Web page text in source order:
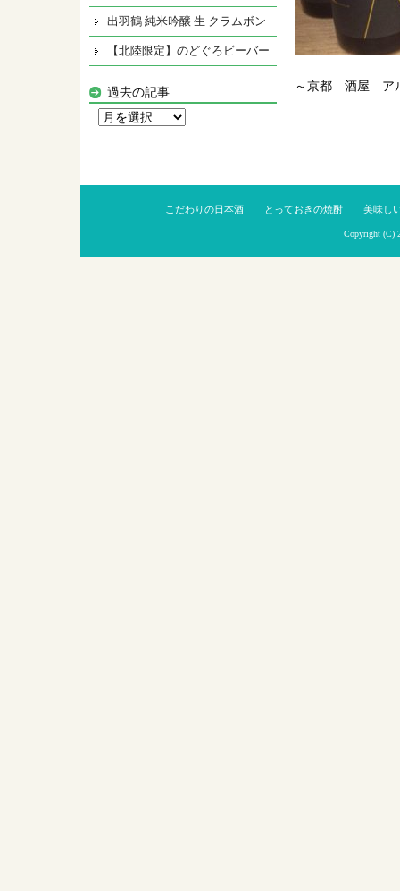
～京都 酒屋 ア
出羽鶴 純米吟醸 生 クラムボン
【北陸限定】のどぐろビーバー
過去の記事
こだわりの日本酒 とっておきの焼酎 美味し
Copyright (C)